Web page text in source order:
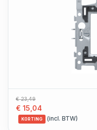
€ 23,49
€ 15,04
KORTING (incl. BTW)